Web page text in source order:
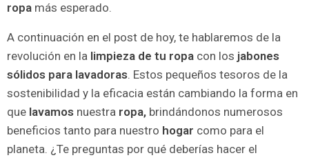
ropa más esperado.
A continuación en el post de hoy, te hablaremos de la
revolución en la limpieza de tu ropa con los jabones
sólidos para lavadoras. Estos pequeños tesoros de la
sostenibilidad y la eficacia están cambiando la forma en
que lavamos nuestra ropa, brindándonos numerosos
beneficios tanto para nuestro hogar como para el
planeta. ¿Te preguntas por qué deberías hacer el